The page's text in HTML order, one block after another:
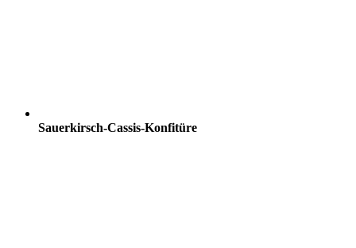
Sauerkirsch-Cassis-Konfitüre